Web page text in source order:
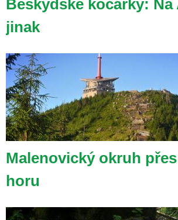
Beskydské kočárky: Na
jinak
Malenovický okruh
horu